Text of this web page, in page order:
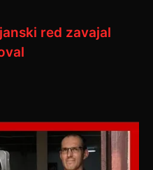
red zavajal